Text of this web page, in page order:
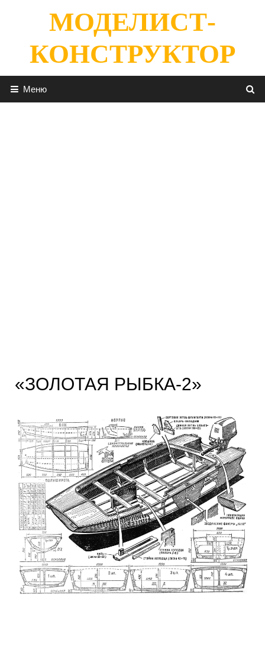
содержимомуМОДЕЛИСТ-
КОНСТРУКТОР
Меню
«ЗОЛОТАЯ РЫБКА-2»